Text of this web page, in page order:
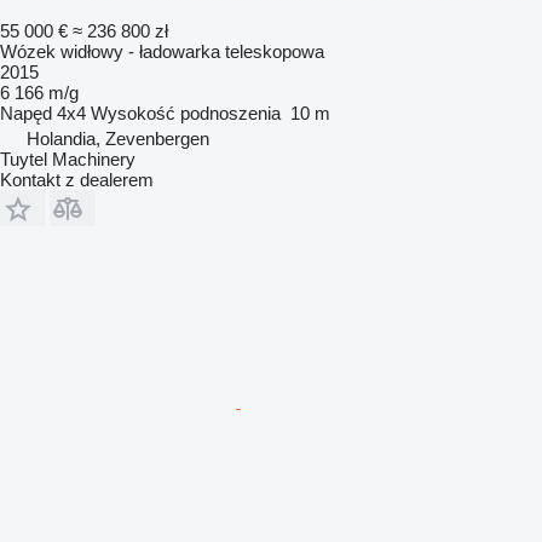
55 000 € ≈ 236 800 zł
Wózek widłowy - ładowarka teleskopowa
2015
6 166 m/g
Napęd 4x4 Wysokość podnoszenia 10 m
Holandia, Zevenbergen
Tuytel Machinery
Kontakt z dealerem